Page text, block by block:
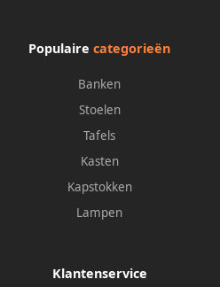
Populaire categorieën
Banken
Stoelen
Tafels
Kasten
Kapstokken
Lampen
Klantenservice